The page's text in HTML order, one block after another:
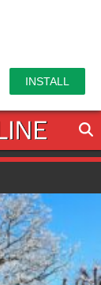
INSTALL